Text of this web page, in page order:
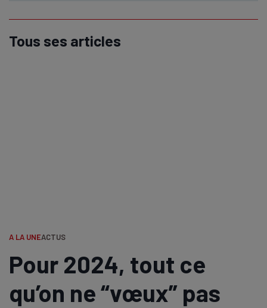
Tous ses articles
A LA UNEACTUS
Pour 2024, tout ce
qu’on ne “vœux” pas